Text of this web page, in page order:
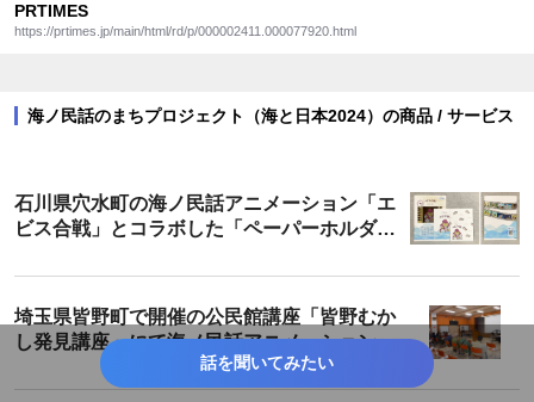
PRTIMES
https://prtimes.jp/main/html/rd/p/000002411.000077920.html
海ノ民話のまちプロジェクト（海と日本2024）の商品 / サービス
石川県穴水町の海ノ民話アニメーション「エ
ビス合戦」とコラボした「ペーパーホルダ
埼玉県皆野町で開催の公民館講座「皆野むか
し発見講座」にて海ノ民話アニメーション
「カミの話」を上映・解説しました
話を聞いてみたい